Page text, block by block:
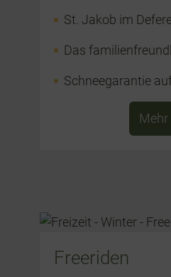
St. Jakob im
Das
Schneegarantie
Freeriden